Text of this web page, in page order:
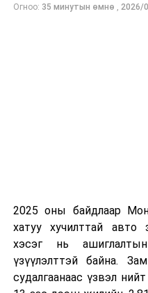
Мөрийтэй тоглоом
УНШСАН: 746
ДАРААХ МЭДЭЭ
Улаанбаатарт өдөртөө
ӨМНӨХ МЭДЭЭ
Огноо: 35 минутын өмнө , 2026/
2025 оны байдлаар
хатуу хучилттай
хэсэг нь
үзүүлэлттэй байна.
судалгаанаас үзвэл